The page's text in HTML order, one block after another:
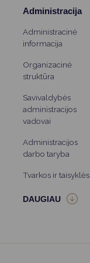
Administracija
Administracinė
informacija
Organizacinė
struktūra
Savivaldybės
administracijos
vadovai
Administracijos
darbo taryba
Tvarkos ir taisyklės